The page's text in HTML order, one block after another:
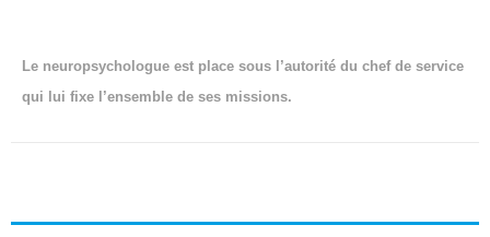
Le neuropsychologue est place sous l’autorité du chef de service
qui lui fixe l’ensemble de ses missions.